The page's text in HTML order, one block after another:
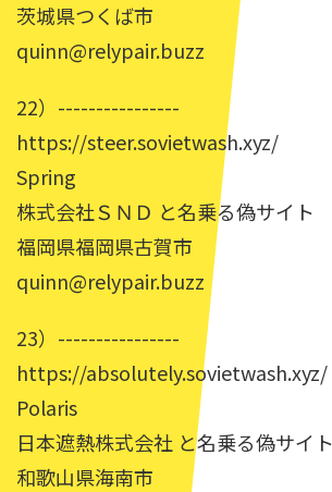
茨城県つくば市
quinn@relypair.buzz
22）----------------
https://steer.sovietwash.xyz/
Spring
株式会社ＳＮＤ と名乗る偽サイト
福岡県福岡県古賀市
quinn@relypair.buzz
23）----------------
https://absolutely.sovietwash.xyz/
Polaris
日本遮熱株式会社 と名乗る偽サイト
和歌山県海南市